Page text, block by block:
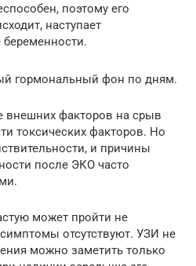
поэтому его
наступает
гормональный фон по дням.
внешних факторов на срыв
токсических факторов. Но
и причины
после ЭКО часто
может пройти не
отсутствуют. УЗИ не
можно заметить только